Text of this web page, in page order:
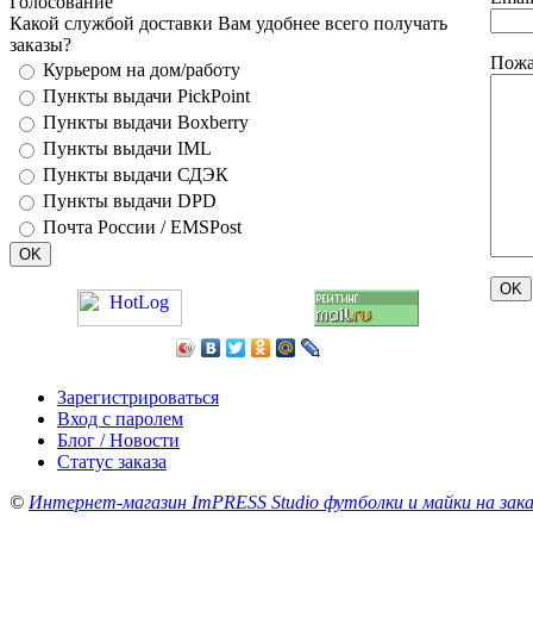
Какой службой доставки Вам удобнее всего получать
заказы?
Курьером на дом/работу
Пункты выдачи PickPoint
Пункты выдачи Boxberry
Пункты выдачи IML
Пункты выдачи СДЭК
Пункты выдачи DPD
Почта России / EMSPost
Зарегистрироваться
Вход с паролем
Блог / Новости
Статус заказа
© Интернет-магазин ImPRESS Studio футболки и майки на